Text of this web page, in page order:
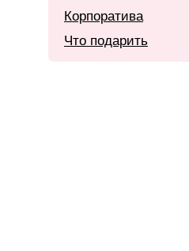
Корпоратива
Что подарить